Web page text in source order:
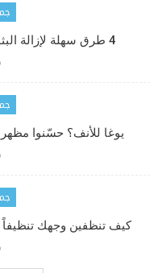
4 طرق سهلة لإزالة البثور والرؤوس السوداء عن الظهر
يوغا للأنف؟ حسّنوا
كيف تنظفين وجهك تنظيفاً